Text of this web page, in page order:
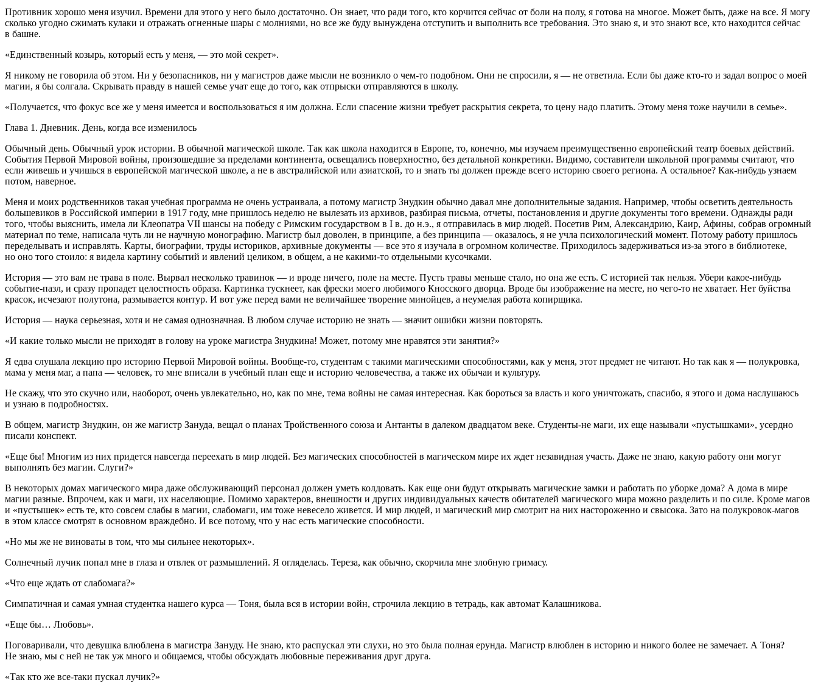
Противник хорошо меня изучил. Времени для этого у него было достаточно. Он знает, что ради того, кто корчится сейчас от боли на полу, я готова на многое. Может быть, даже на все. Я могу
сколько угодно сжимать кулаки и отражать огненные шары с молниями, но все же буду вынуждена отступить и выполнить все требования. Это знаю я, и это знают все, кто находится сейчас
в башне.
«Единственный козырь, который есть у меня, — это мой секрет».
Я никому не говорила об этом. Ни у безопасников, ни у магистров даже мысли не возникло о чем-то подобном. Они не спросили, я — не ответила. Если бы даже кто-то и задал вопрос о моей
магии, я бы солгала. Скрывать правду в нашей семье учат еще до того, как отпрыски отправляются в школу.
«Получается, что фокус все же у меня имеется и воспользоваться я им должна. Если спасение жизни требует раскрытия секрета, то цену надо платить. Этому меня тоже научили в семье».
Глава 1. Дневник. День, когда все изменилось
Обычный день. Обычный урок истории. В обычной магической школе. Так как школа находится в Европе, то, конечно, мы изучаем преимущественно европейский театр боевых действий.
События Первой Мировой войны, произошедшие за пределами континента, освещались поверхностно, без детальной конкретики. Видимо, составители школьной программы считают, что
если живешь и учишься в европейской магической школе, а не в австралийской или азиатской, то и знать ты должен прежде всего историю своего региона. А остальное? Как-нибудь узнаем
потом, наверное.
Меня и моих родственников такая учебная программа не очень устраивала, а потому магистр Знудкин обычно давал мне дополнительные задания. Например, чтобы осветить деятельность
большевиков в Российской империи в 1917 году, мне пришлось неделю не вылезать из архивов, разбирая письма, отчеты, постановления и другие документы того времени. Однажды ради
того, чтобы выяснить, имела ли Клеопатра VII шансы на победу с Римским государством в I в. до н.э., я отправилась в мир людей. Посетив Рим, Александрию, Каир, Афины, собрав огромный
материал по теме, написала чуть ли не научную монографию. Магистр был доволен, в принципе, а без принципа — оказалось, я не учла психологический момент. Потому работу пришлось
переделывать и исправлять. Карты, биографии, труды историков, архивные документы — все это я изучала в огромном количестве. Приходилось задерживаться из-за этого в библиотеке,
но оно того стоило: я видела картину событий и явлений целиком, в общем, а не какими-то отдельными кусочками.
История — это вам не трава в поле. Вырвал несколько травинок — и вроде ничего, поле на месте. Пусть травы меньше стало, но она же есть. С историей так нельзя. Убери какое-нибудь
событие-пазл, и сразу пропадет целостность образа. Картинка тускнеет, как фрески моего любимого Кносского дворца. Вроде бы изображение на месте, но чего-то не хватает. Нет буйства
красок, исчезают полутона, размывается контур. И вот уже перед вами не величайшее творение минойцев, а неумелая работа копирщика.
История — наука серьезная, хотя и не самая однозначная. В любом случае историю не знать — значит ошибки жизни повторять.
«И какие только мысли не приходят в голову на уроке магистра Знудкина! Может, потому мне нравятся эти занятия?»
Я едва слушала лекцию про историю Первой Мировой войны. Вообще-то, студентам с такими магическими способностями, как у меня, этот предмет не читают. Но так как я — полукровка,
мама у меня маг, а папа — человек, то мне вписали в учебный план еще и историю человечества, а также их обычаи и культуру.
Не скажу, что это скучно или, наоборот, очень увлекательно, но, как по мне, тема войны не самая интересная. Как бороться за власть и кого уничтожать, спасибо, я этого и дома наслушаюсь
и узнаю в подробностях.
В общем, магистр Знудкин, он же магистр Зануда, вещал о планах Тройственного союза и Антанты в далеком двадцатом веке. Студенты-не маги, их еще называли «пустышками», усердно
писали конспект.
«Еще бы! Многим из них придется навсегда переехать в мир людей. Без магических способностей в магическом мире их ждет незавидная участь. Даже не знаю, какую работу они могут
выполнять без магии. Слуги?»
В некоторых домах магического мира даже обслуживающий персонал должен уметь колдовать. Как еще они будут открывать магические замки и работать по уборке дома? А дома в мире
магии разные. Впрочем, как и маги, их населяющие. Помимо характеров, внешности и других индивидуальных качеств обитателей магического мира можно разделить и по силе. Кроме магов
и «пустышек» есть те, кто совсем слабы в магии, слабомаги, им тоже невесело живется. И мир людей, и магический мир смотрит на них настороженно и свысока. Зато на полукровок-магов
в этом классе смотрят в основном враждебно. И все потому, что у нас есть магические способности.
«Но мы же не виноваты в том, что мы сильнее некоторых».
Солнечный лучик попал мне в глаза и отвлек от размышлений. Я огляделась. Тереза, как обычно, скорчила мне злобную гримасу.
«Что еще ждать от слабомага?»
Симпатичная и самая умная студентка нашего курса — Тоня, была вся в истории войн, строчила лекцию в тетрадь, как автомат Калашникова.
«Еще бы… Любовь».
Поговаривали, что девушка влюблена в магистра Зануду. Не знаю, кто распускал эти слухи, но это была полная ерунда. Магистр влюблен в историю и никого более не замечает. А Тоня?
Не знаю, мы с ней не так уж много и общаемся, чтобы обсуждать любовные переживания друг друга.
«Так кто же все-таки пускал лучик?»